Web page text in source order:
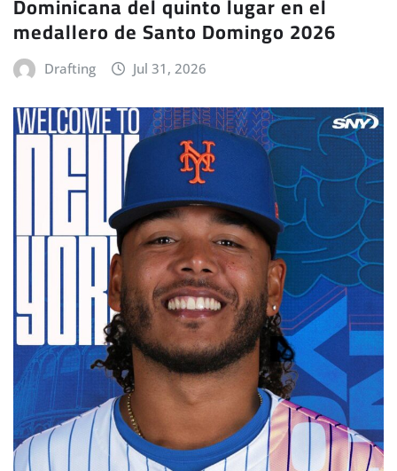
medallero de Santo Domingo 2026
Drafting Jul 31, 2026